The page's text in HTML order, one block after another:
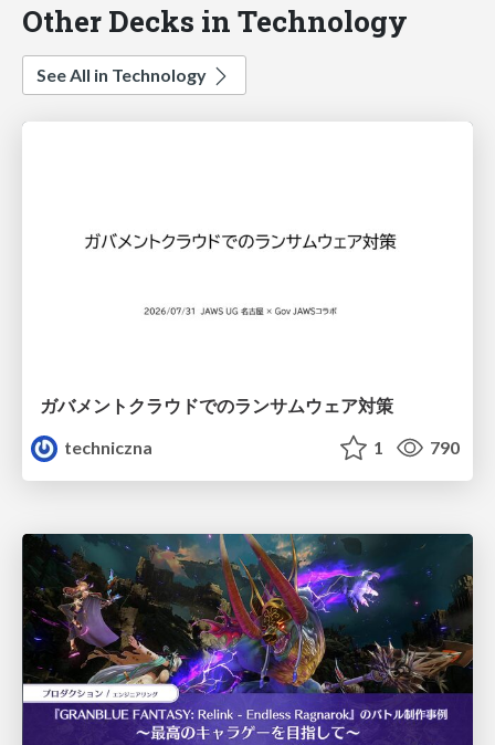
Other Decks in Technology
See All in Technology
ガバメントクラウドでのランサムウェア対策
techniczna
1 790